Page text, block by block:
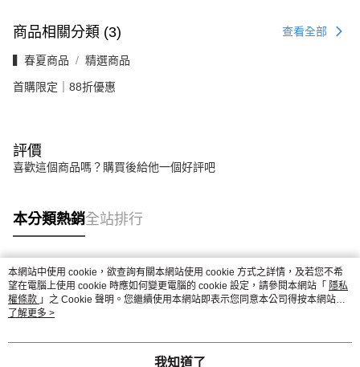
商品相關分類 (3) 查看全部
▍春夏商品 精選商品
首購限定｜88折優惠
評價
喜歡這個商品嗎？購買後給他一個好評吧
本分類熱銷全站排行
熱門標籤
本網站中使用 cookie，欲查詢有關本網站使用 cookie 方式之詳情，及若您不希
望在電腦上使用 cookie 時應如何變更電腦的 cookie 設定，請參閱本網站「 隱私
權條款 」之 Cookie 聲明。您繼續使用本網站即表示您同意本公司得按本網站使
用條款之 Cookie 聲明使用 cookie。
了解更多 >
我知道了